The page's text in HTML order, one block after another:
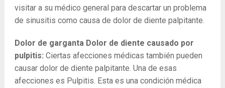
visitar a su médico general para descartar un problema
de sinusitis como causa de dolor de diente palpitante.
Dolor de garganta Dolor de diente causado por
pulpitis: Ciertas afecciones médicas también pueden
causar dolor de diente palpitante. Una de esas
afecciones es Pulpitis. Esta es una condición médica